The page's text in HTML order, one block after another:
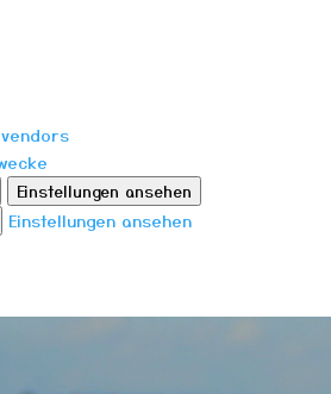
Einstellungen ansehen
Einstellungen ansehen